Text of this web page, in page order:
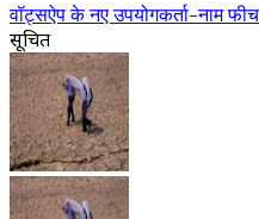
वॉट्सऐप के नए उपयोगकर्ता-नाम
सूचित